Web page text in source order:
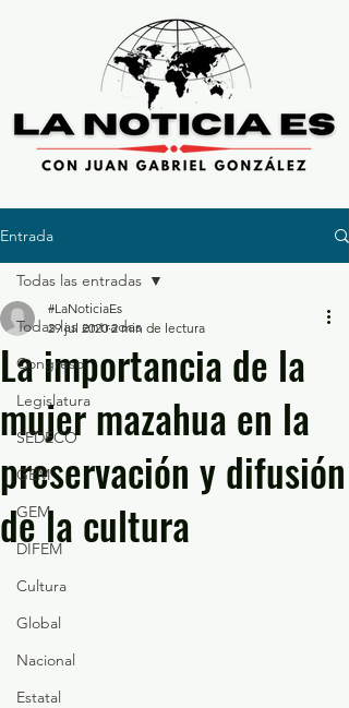
Entrada
Todas las entradas
Congreso
Legislatura
SEDECO
GEM
GEM
DIFEM
Cultura
Global
Nacional
Estatal
Todas las entradas
La importancia de la
mujer mazahua en la
preservación y difusión
de la cultura
#LaNoticiaEs
29 jul 2020 2 min de lectura